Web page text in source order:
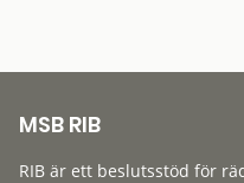
MSB RIB
RIB är ett beslutsstöd för